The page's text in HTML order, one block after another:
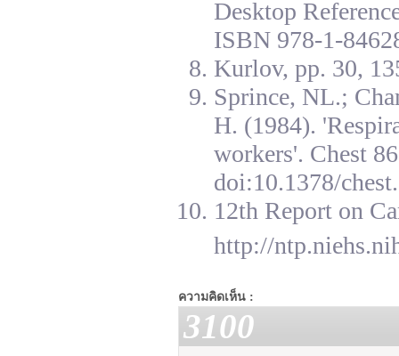
Desktop
ISBN 978-1-
Kurlov, pp. 30,
Sprince, NL.;
H. (1984).
workers'. Chest
doi:10.1378/
12th Report on
http://
ความคิดเห็น :
3100